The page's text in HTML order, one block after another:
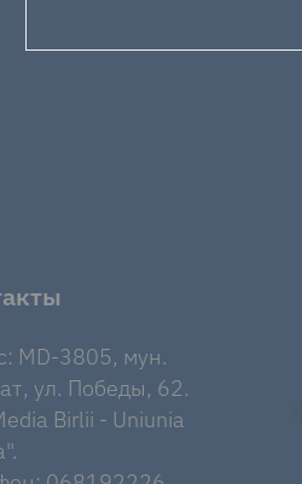
MD-3805, мун.
ул. Победы, 62.
Birlii - Uniunia